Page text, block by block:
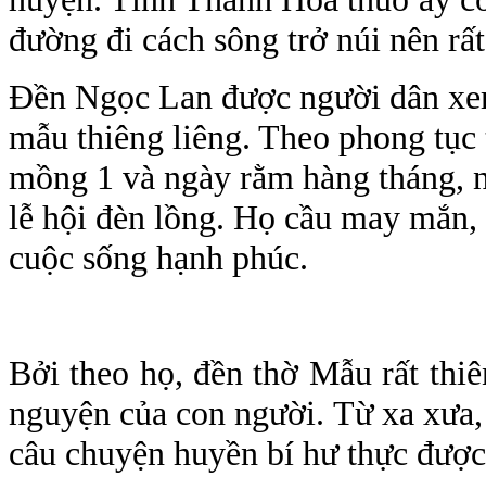
đường đi cách sông trở núi nên
Đền Ngọc Lan được người dân
mẫu thiêng liêng. Theo phong
mồng 1 và ngày rằm hàng tháng,
lễ hội đèn lồng. Họ cầu may
cuộc sống hạnh phúc.
Bởi theo họ, đền thờ Mẫu rất
nguyện của con người. Từ xa
câu chuyện huyền bí hư thực